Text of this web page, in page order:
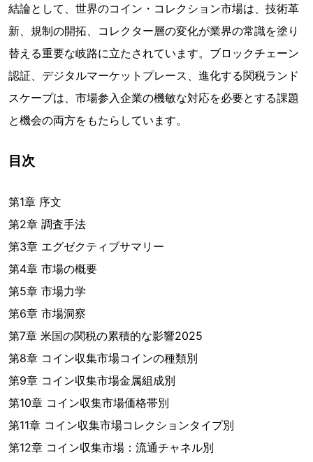
結論として、世界のコイン・コレクション市場は、技術革
新、規制の開拓、コレクター層の変化が業界の常識を塗り
替える重要な岐路に立たされています。ブロックチェーン
認証、デジタルマーケットプレース、進化する関税ランド
スケープは、市場参入企業の機敏な対応を必要とする課題
と機会の両方をもたらしています。
目次
第1章 序文
第2章 調査手法
第3章 エグゼクティブサマリー
第4章 市場の概要
第5章 市場力学
第6章 市場洞察
第7章 米国の関税の累積的な影響2025
第8章 コイン収集市場コインの種類別
第9章 コイン収集市場金属組成別
第10章 コイン収集市場価格帯別
第11章 コイン収集市場コレクションタイプ別
第12章 コイン収集市場：流通チャネル別